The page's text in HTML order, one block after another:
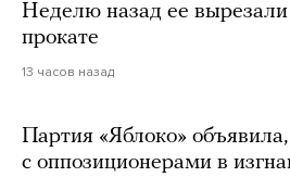
Неделю назад ее
прокате
13 часов назад
Партия «Яблоко» объявила,
с оппозиционерами в